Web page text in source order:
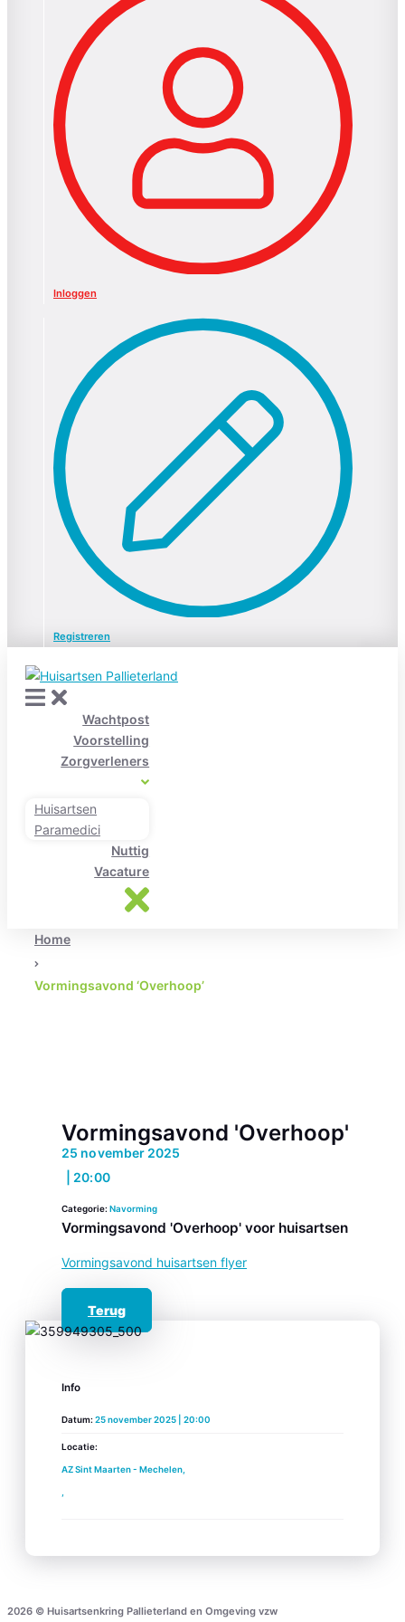
Inloggen
Registreren
Wachtpost
Voorstelling
Zorgverleners
Huisartsen
Paramedici
Nuttig
Vacature
Home
Vormingsavond ‘Overhoop’
Vormingsavond 'Overhoop'
25 november 2025
| 20:00
Categorie: Navorming
Vormingsavond 'Overhoop' voor huisartsen
Vormingsavond huisartsen flyer
Terug
Info
Datum: 25 november 2025 | 20:00
Locatie:
AZ Sint Maarten - Mechelen,
2026 © Huisartsenkring Pallieterland en Omgeving vzw